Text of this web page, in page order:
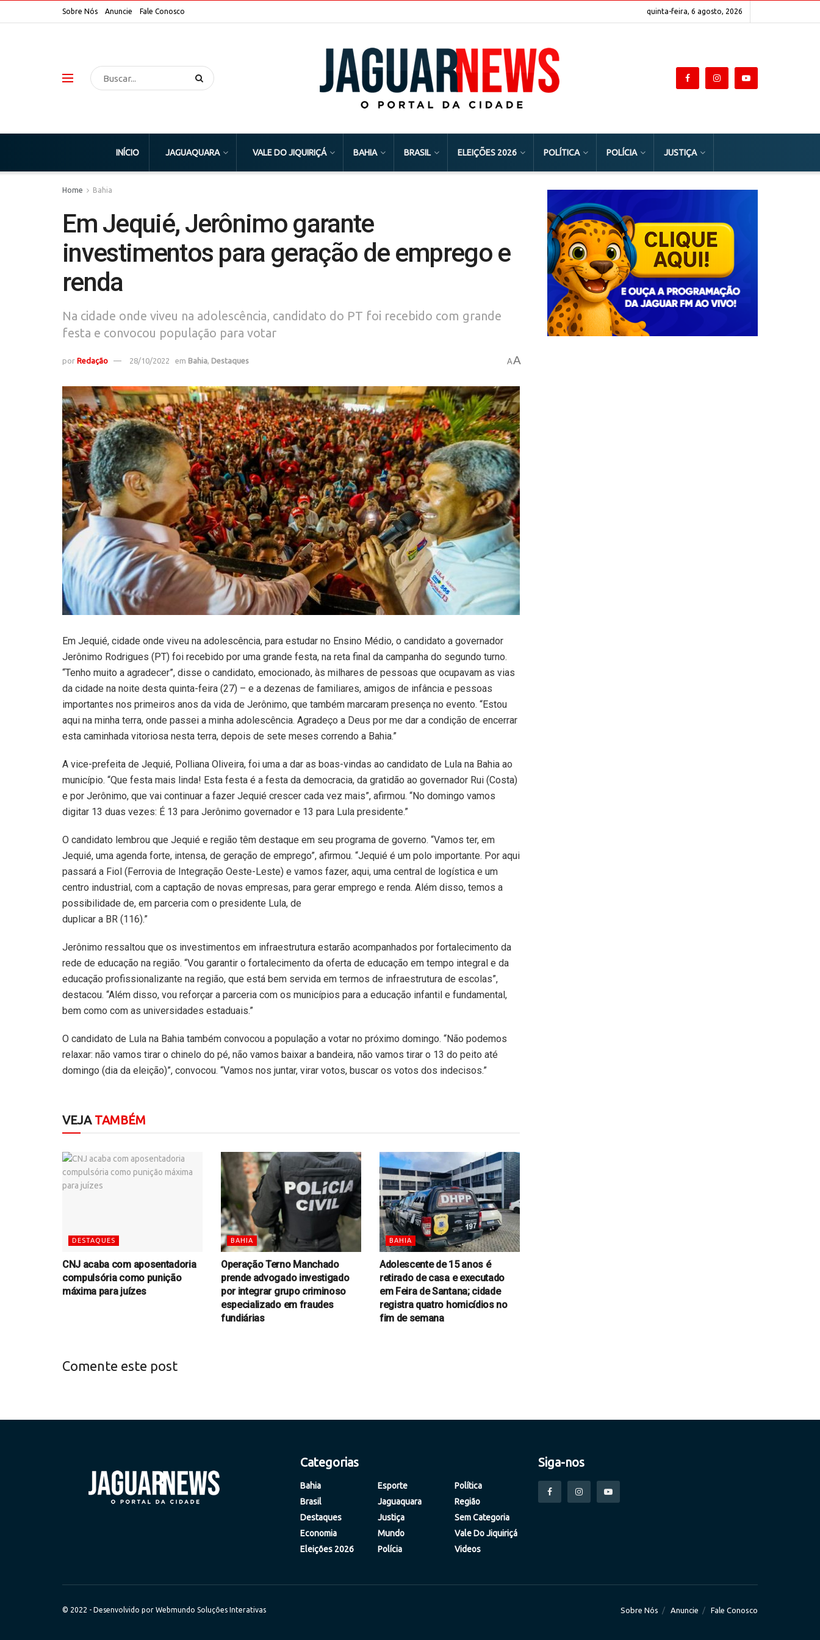
Sobre Nós Anuncie Fale Conosco quinta-feira, 6 agosto, 2026
INÍCIO JAGUAQUARA VALE DO JIQUIRIÇÁ BAHIA BRASIL ELEIÇÕES 2026 POLÍTICA POLÍCIA JUSTIÇA
Home Bahia
Em Jequié, Jerônimo garante
investimentos para geração de emprego e
renda
Na cidade onde viveu na adolescência, candidato do PT foi recebido com grande
festa e convocou população para votar
por Redação 28/10/2022 em Bahia, Destaques AA
Em Jequié, cidade onde viveu na adolescência, para estudar no Ensino Médio, o candidato a governador
Jerônimo Rodrigues (PT) foi recebido por uma grande festa, na reta final da campanha do segundo turno.
“Tenho muito a agradecer”, disse o candidato, emocionado, às milhares de pessoas que ocupavam as vias
da cidade na noite desta quinta-feira (27) – e a dezenas de familiares, amigos de infância e pessoas
importantes nos primeiros anos da vida de Jerônimo, que também marcaram presença no evento. “Estou
aqui na minha terra, onde passei a minha adolescência. Agradeço a Deus por me dar a condição de encerrar
esta caminhada vitoriosa nesta terra, depois de sete meses correndo a Bahia.”
A vice-prefeita de Jequié, Polliana Oliveira, foi uma a dar as boas-vindas ao candidato de Lula na Bahia ao
município. “Que festa mais linda! Esta festa é a festa da democracia, da gratidão ao governador Rui (Costa)
e por Jerônimo, que vai continuar a fazer Jequié crescer cada vez mais”, afirmou. “No domingo vamos
digitar 13 duas vezes: É 13 para Jerônimo governador e 13 para Lula presidente.”
O candidato lembrou que Jequié e região têm destaque em seu programa de governo. “Vamos ter, em
Jequié, uma agenda forte, intensa, de geração de emprego”, afirmou. “Jequié é um polo importante. Por aqui
passará a Fiol (Ferrovia de Integração Oeste-Leste) e vamos fazer, aqui, uma central de logística e um
centro industrial, com a captação de novas empresas, para gerar emprego e renda. Além disso, temos a
possibilidade de, em parceria com o presidente Lula, de
duplicar a BR (116).”
Jerônimo ressaltou que os investimentos em infraestrutura estarão acompanhados por fortalecimento da
rede de educação na região. “Vou garantir o fortalecimento da oferta de educação em tempo integral e da
educação profissionalizante na região, que está bem servida em termos de infraestrutura de escolas”,
destacou. “Além disso, vou reforçar a parceria com os municípios para a educação infantil e fundamental,
bem como com as universidades estaduais.”
O candidato de Lula na Bahia também convocou a população a votar no próximo domingo. “Não podemos
relaxar: não vamos tirar o chinelo do pé, não vamos baixar a bandeira, não vamos tirar o 13 do peito até
domingo (dia da eleição)”, convocou. “Vamos nos juntar, virar votos, buscar os votos dos indecisos.”
VEJATAMBÉM
DESTAQUES
CNJ acaba com aposentadoria
compulsória como punição
máxima para juízes
BAHIA
Operação Terno Manchado
prende advogado investigado
por integrar grupo criminoso
especializado em fraudes
fundiárias
BAHIA
Adolescente de 15 anos é
retirado de casa e executado
em Feira de Santana; cidade
registra quatro homicídios no
fim de semana
Comente este post
Categorias
Bahia
Brasil
Destaques
Economia
Eleições 2026
Esporte
Jaguaquara
Justiça
Mundo
Polícia
Política
Região
Sem Categoria
Vale Do Jiquiriçá
Videos
Siga-nos
Sobre Nós Anuncie Fale Conosco
© 2022 - Desenvolvido por Webmundo Soluções Interativas